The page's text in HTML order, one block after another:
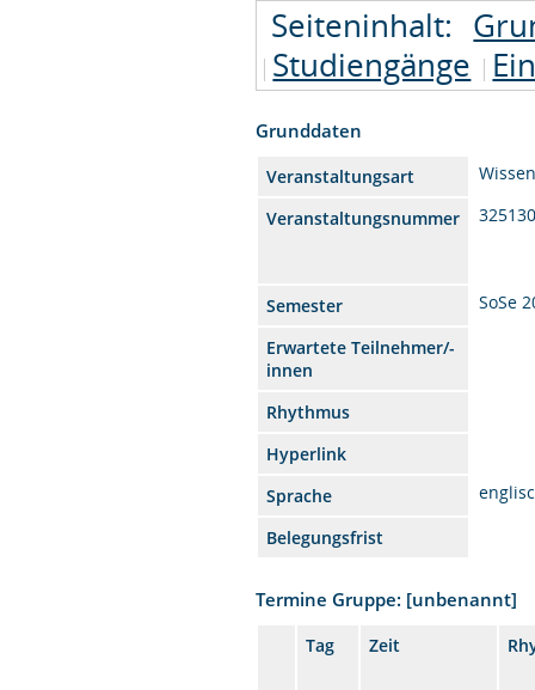
Seiteninhalt:
Studiengänge
Grunddaten
Veranstaltungsart
Veranstaltungsnummer
Semester
SoSe
Erwartete Teilnehmer/-
innen
Rhythmus
Hyperlink
Sprache
Belegungsfrist
Termine Gruppe: [unbenannt]
Tag Zeit